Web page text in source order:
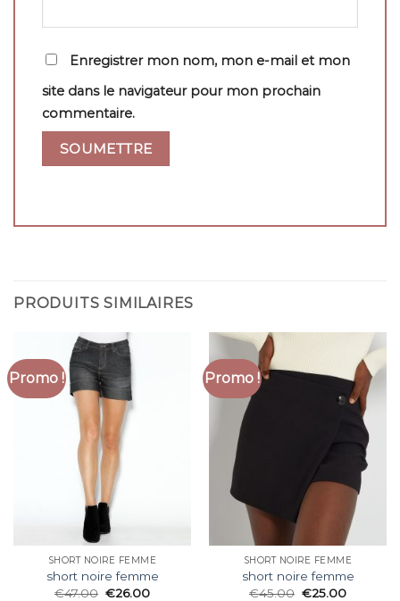
Enregistrer mon nom, mon e-mail et mon
site dans le navigateur pour mon prochain
commentaire.
PRODUITS SIMILAIRES
Promo !
SHORT NOIRE FEMME
short noire femme
€47.00 €26.00
Promo !
SHORT NOIRE FEMME
short noire femme
€45.00 €25.00